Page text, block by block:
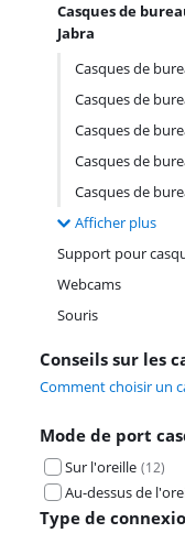
Casques de
Jabra
Casques de
Casques de
Casques de
Casques de
Casques de
Afficher plus
Support pour
Webcams
Souris
Conseils sur les
Comment choisir un
Mode de port
Sur l'oreille (12)
Au-dessus de
Type de